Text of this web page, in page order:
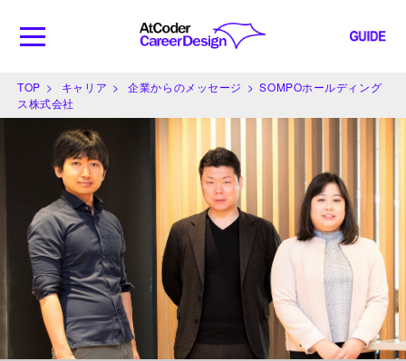
TOP キャリア 企業からのメッセージ
SOMPOホールディング
ス株式会社